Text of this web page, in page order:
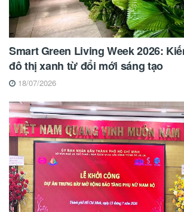
Smart Green Living Week 2026:
đô thị xanh từ đổi mới sáng tạo
18/07/2026